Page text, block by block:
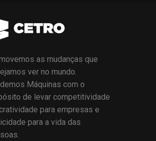
as mudanças que
ver no mundo.
Máquinas com o
de levar competitividade
para empresas e
para a vida das